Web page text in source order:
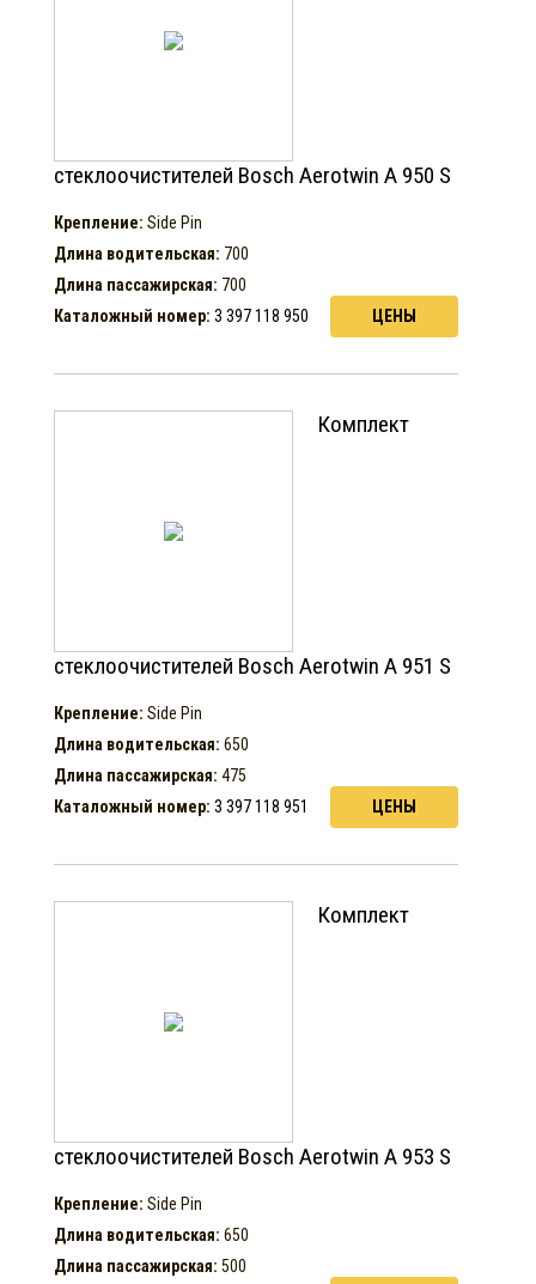
стеклоочистителей Bosch Aerotwin A 950 S
Крепление: Side Pin
Длина водительская: 700
Длина пассажирская: 700
Каталожный номер: 3 397 118 950 ЦЕНЫ
Комплект
стеклоочистителей Bosch Aerotwin A 951 S
Крепление: Side Pin
Длина водительская: 650
Длина пассажирская: 475
Каталожный номер: 3 397 118 951 ЦЕНЫ
Комплект
стеклоочистителей Bosch Aerotwin A 953 S
Крепление: Side Pin
Длина водительская: 650
Длина пассажирская: 500